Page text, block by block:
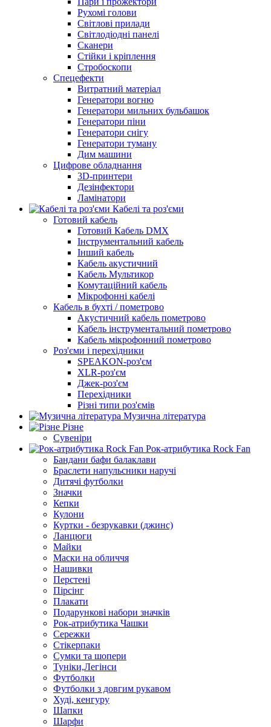
Рухомі голови
Світлові прилади
Світлодіодні панелі
Сканери
Стійки і кріплення
Стробоскопи
Спецефекти
Витратний матеріал
Генератори вогню
Генератори мильних бульбашок
Генератори піни
Генератори снігу
Генератори туману
Дим машини
Цифрове обладнання
3D-принтери
Дезінфектори
Ламінатори
Кабелі та роз'єми
Готовий кабель
Готовий Кабель DMX
Інструментальний кабель
Інший кабель
Кабель акустичний
Кабель Мультикор
Комутаційний кабель
Мікрофонні кабелі
Кабель в бухті / пометрово
Акустичний кабель пометрово
Кабель інструментальний пометрово
Кабель мікрофонний пометрово
Роз'єми і перехідники
SPEAKON-роз'єм
XLR-роз'єм
Джек-роз'єм
Перехідники
Різні типи роз'ємів
Музична література
Різне
Сувеніри
Рок-атрибутика Rock Fan
Бандани бафи балаклави
Браслети напульсники наручі
Дитячі футболки
Значки
Кепки
Кулони
Куртки - безрукавки (джинс)
Ланцюги
Майки
Маски на обличчя
Нашивки
Перстені
Пірсінг
Плакати
Подарункові набори значків
Рок-атрибутика Чашки
Сережки
Стікерпаки
Сумки та шопери
Туніки,Легінси
Футболки
Футболки з довгим рукавом
Худі, кенгуру
Шапки
Шарфи